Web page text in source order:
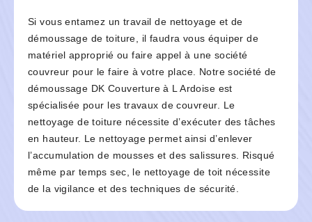
Si vous entamez un travail de nettoyage et de
démoussage de toiture, il faudra vous équiper de
matériel approprié ou faire appel à une société
couvreur pour le faire à votre place. Notre société de
démoussage DK Couverture à L Ardoise est
spécialisée pour les travaux de couvreur. Le
nettoyage de toiture nécessite d’exécuter des tâches
en hauteur. Le nettoyage permet ainsi d’enlever
l’accumulation de mousses et des salissures. Risqué
même par temps sec, le nettoyage de toit nécessite
de la vigilance et des techniques de sécurité.